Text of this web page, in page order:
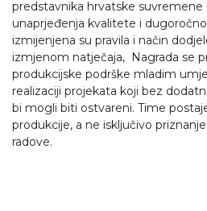
predstavnika hrvatske
unaprjeđenja kvalitete i
izmijenjena su pravila i način
izmjenom natječaja, Nagrada se
produkcijske podrške mladim
realizaciji projekata koji bez
bi mogli biti ostvareni. Time
produkcije, a ne isključivo
radove.